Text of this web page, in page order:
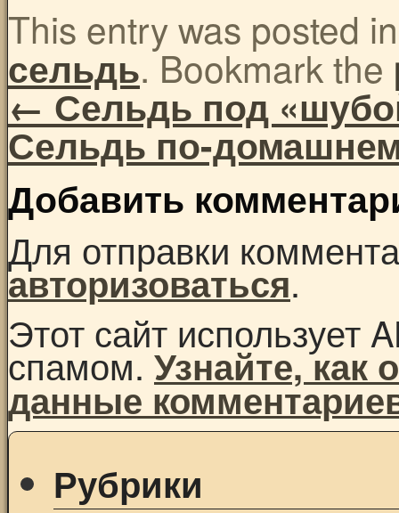
This entry was posted
сельдь. Bookmark the
←Сельдь под
Сельдь по-
Добавить
Для отправки
авторизоваться.
Этот сайт использует
спамом.Узнайте,
данные
Рубрики